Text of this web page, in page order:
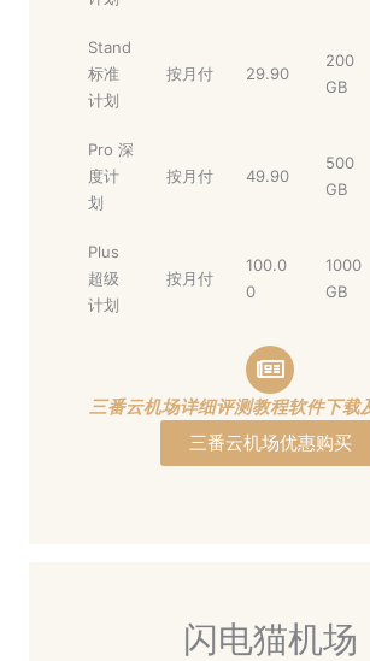
Stand
标准
计划
按月付 29.90
200
GB
Pro 深
度计
划
按月付 49.90
500
GB
Plus
超级
计划
按月付
100.0
0
1000
GB
三番云机场详细评测教程软件下载
三番云机场优惠购买
闪电猫机场